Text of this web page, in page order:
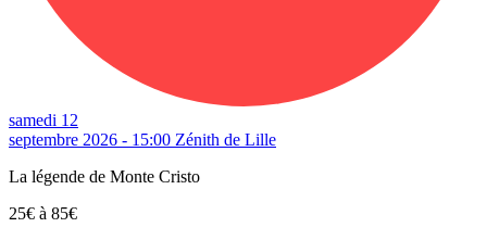
samedi 12
septembre 2026 - 15:00 Zénith de Lille
La légende de Monte Cristo
25€ à 85€